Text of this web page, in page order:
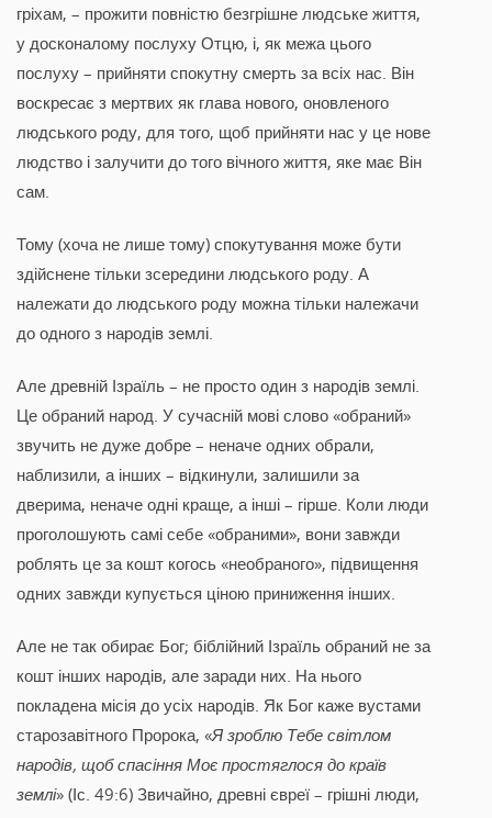
гріхам, – прожити повністю безгрішне людське життя,
у досконалому послуху Отцю, і, як межа цього
послуху – прийняти спокутну смерть за всіх нас. Він
воскресає з мертвих як глава нового, оновленого
людського роду, для того, щоб прийняти нас у це нове
людство і залучити до того вічного життя, яке має Він
сам.
Тому (хоча не лише тому) спокутування може бути
здійснене тільки зсередини людського роду. А
належати до людського роду можна тільки належачи
до одного з народів землі.
Але древній Ізраїль – не просто один з народів землі.
Це обраний народ. У сучасній мові слово «обраний»
звучить не дуже добре – неначе одних обрали,
наблизили, а інших – відкинули, залишили за
дверима, неначе одні краще, а інші – гірше. Коли люди
проголошують самі себе «обраними», вони завжди
роблять це за кошт когось «необраного», підвищення
одних завжди купується ціною приниження інших.
Але не так обирає Бог; біблійний Ізраїль обраний не за
кошт інших народів, але заради них. На нього
покладена місія до усіх народів. Як Бог каже вустами
старозавітного Пророка, «Я зроблю Тебе світлом
народів, щоб спасіння Моє простяглося до країв
землі» (Іс. 49:6) Звичайно, древні євреї – грішні люди,